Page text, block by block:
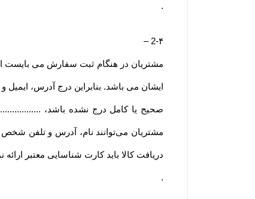
.
2-۴ –
مشتریان در هنگام ثبت سفارش می بایست
ایشان می باشد. بنابراین درج آدرس،
صحیح یا کامل درج نشده باشد،
مشتریان می‌توانند نام، آدرس و تلفن
دریافت کالا باید کارت شناسایی معتبر
.